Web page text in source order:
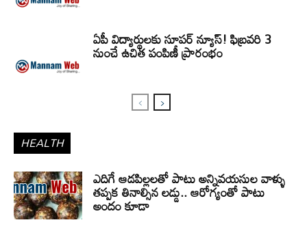
ఏపీ విద్యార్థులకు సూపర్ న్యూస్! ఫిబ్రవరి 3
నుంచే ఉచిత పంపిణీ ప్రారంభం
HEALTH
ఎదిగే ఆడపిల్లలతో పాటు అన్నివయసుల వాళ్ళు
తప్పక తినాల్సిన లడ్డు.. ఆరోగ్యంతో పాటు
అందం కూడా